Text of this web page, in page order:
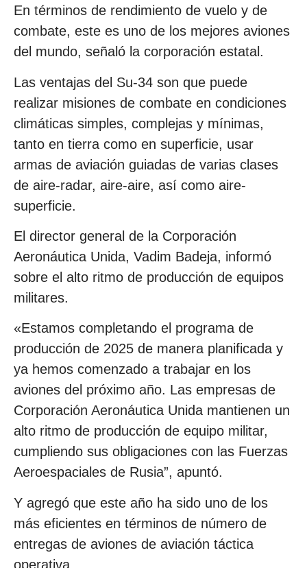
En términos de rendimiento de vuelo y de
combate, este es uno de los mejores aviones
del mundo, señaló la corporación estatal.
Las ventajas del Su-34 son que puede
realizar misiones de combate en condiciones
climáticas simples, complejas y mínimas,
tanto en tierra como en superficie, usar
armas de aviación guiadas de varias clases
de aire-radar, aire-aire, así como aire-
superficie.
El director general de la Corporación
Aeronáutica Unida, Vadim Badeja, informó
sobre el alto ritmo de producción de equipos
militares.
«Estamos completando el programa de
producción de 2025 de manera planificada y
ya hemos comenzado a trabajar en los
aviones del próximo año. Las empresas de
Corporación Aeronáutica Unida mantienen un
alto ritmo de producción de equipo militar,
cumpliendo sus obligaciones con las Fuerzas
Aeroespaciales de Rusia”, apuntó.
Y agregó que este año ha sido uno de los
más eficientes en términos de número de
entregas de aviones de aviación táctica
operativa.